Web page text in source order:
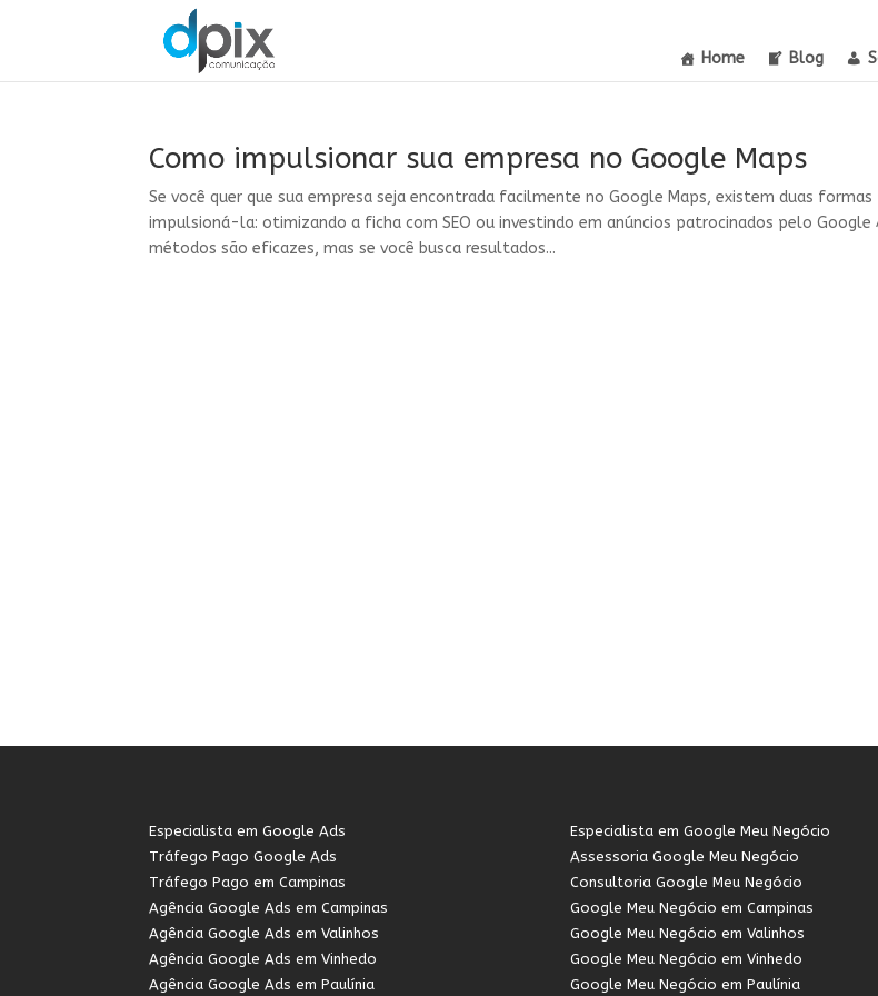
Home Blog
Como impulsionar sua empresa no Google Maps
Se você quer que sua empresa seja encontrada facilmente no Google Maps, existem duas formas
impulsioná-la: otimizando a ficha com SEO ou investindo em anúncios patrocinados pelo Google
métodos são eficazes, mas se você busca resultados...
Especialista em Google Ads
Tráfego Pago Google Ads
Tráfego Pago em Campinas
Agência Google Ads em Campinas
Agência Google Ads em Valinhos
Agência Google Ads em Vinhedo
Agência Google Ads em Paulínia
Especialista em Google Meu Negócio
Assessoria Google Meu Negócio
Consultoria Google Meu Negócio
Google Meu Negócio em Campinas
Google Meu Negócio em Valinhos
Google Meu Negócio em Vinhedo
Google Meu Negócio em Paulínia